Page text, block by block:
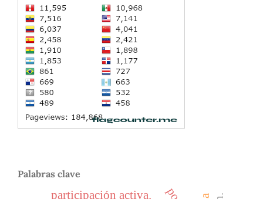
Palabras clave
participación activa.